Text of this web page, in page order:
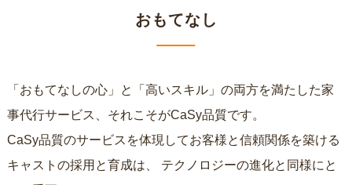
おもてなし
「おもてなしの心」と「高いスキル」の両方を満たした家
事代行サービス、それこそがCaSy品質です。
CaSy品質のサービスを体現してお客様と信頼関係を築ける
キャストの採用と育成は、